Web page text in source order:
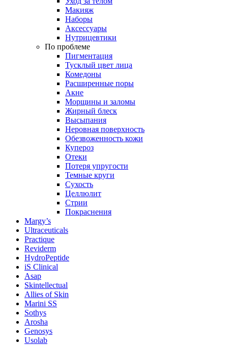
Макияж
Наборы
Аксессуары
Нутрицевтики
По проблеме
Пигментация
Тусклый цвет лица
Комедоны
Расширенные поры
Акне
Морщины и заломы
Жирный блеск
Высыпания
Неровная поверхность
Обезвоженность кожи
Купероз
Отеки
Потеря упругости
Темные круги
Сухость
Целлюлит
Стрии
Покраснения
Margy’s
Ultraceuticals
Practique
Reviderm
HydroPeptide
iS Clinical
Asap
Skintellectual
Allies of Skin
Marini SS
Sothys
Arosha
Genosys
Usolab